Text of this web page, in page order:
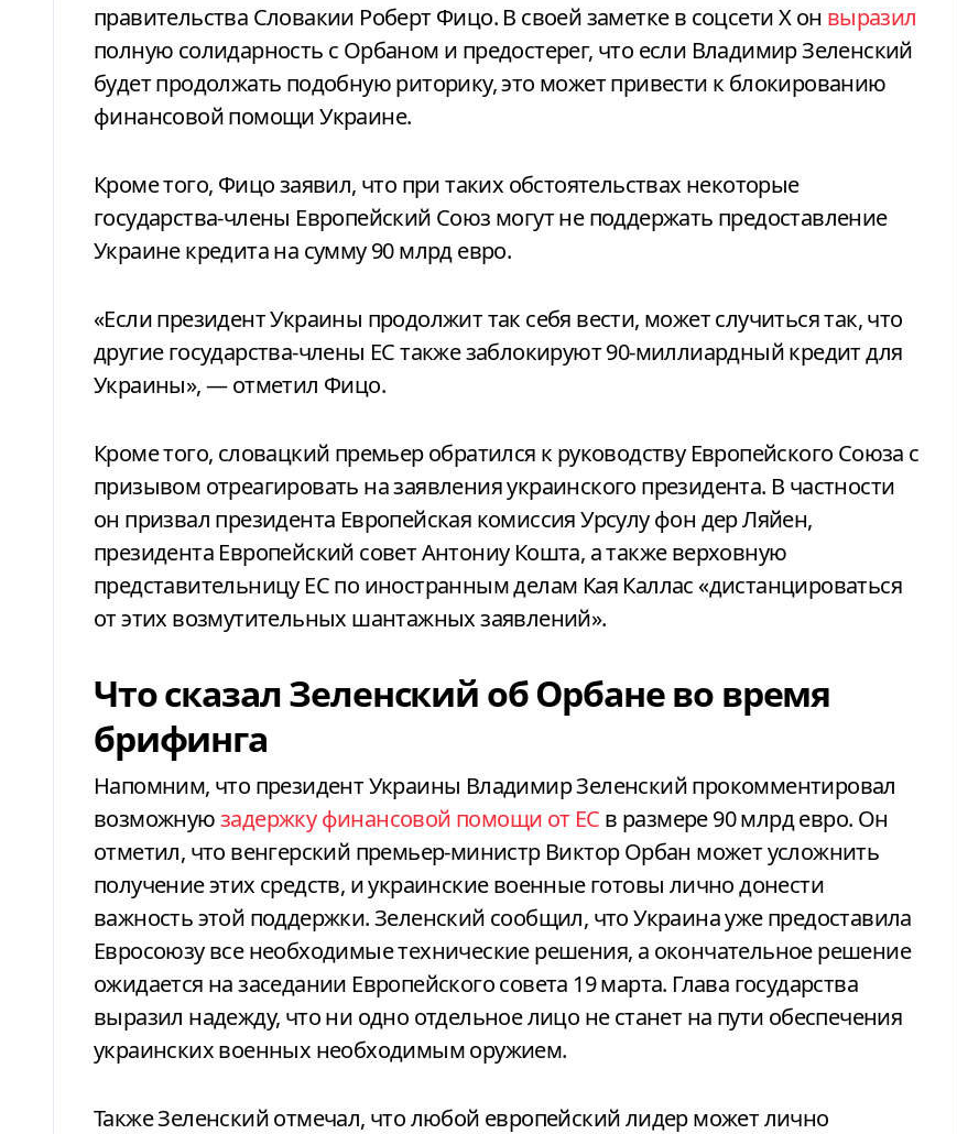
правительства Словакии Роберт Фицо. В своей заметке в соцсети X он выразил
полную солидарность с Орбаном и предостерег, что если Владимир Зеленский
будет продолжать подобную риторику, это может привести к блокированию
финансовой помощи Украине.
Кроме того, Фицо заявил, что при таких обстоятельствах некоторые
государства-члены Европейский Союз могут не поддержать предоставление
Украине кредита на сумму 90 млрд евро.
«Если президент Украины продолжит так себя вести, может случиться так, что
другие государства-члены ЕС также заблокируют 90-миллиардный кредит для
Украины», — отметил Фицо.
Кроме того, словацкий премьер обратился к руководству Европейского Союза с
призывом отреагировать на заявления украинского президента. В частности
он призвал президента Европейская комиссия Урсулу фон дер Ляйен,
президента Европейский совет Антониу Кошта, а также верховную
представительницу ЕС по иностранным делам Кая Каллас «дистанцироваться
от этих возмутительных шантажных заявлений».
Что сказал Зеленский об Орбане во время
брифинга
Напомним, что президент Украины Владимир Зеленский прокомментировал
возможнуюзадержку финансовой помощи от ЕС в размере 90 млрд евро. Он
отметил, что венгерский премьер-министр Виктор Орбан может усложнить
получение этих средств, и украинские военные готовы лично донести
важность этой поддержки. Зеленский сообщил, что Украина уже предоставила
Евросоюзу все необходимые технические решения, а окончательное решение
ожидается на заседании Европейского совета 19 марта. Глава государства
выразил надежду, что ни одно отдельное лицо не станет на пути обеспечения
украинских военных необходимым оружием.
Также Зеленский отмечал, что любой европейский лидер может лично